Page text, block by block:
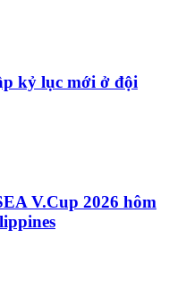
kỷ lục mới ở đội
V.Cup 2026 hôm